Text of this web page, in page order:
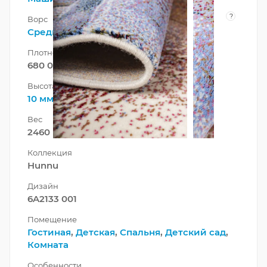
Ворс ?
Средний
Плотность
680 000 точек/м²
Высота ворса
10 мм
Вес
2460 г/м²
Коллекция
Hunnu
Дизайн
6A2133 001
Помещение
Гостиная, Детская, Спальня, Детский сад,
Комната
Особенности